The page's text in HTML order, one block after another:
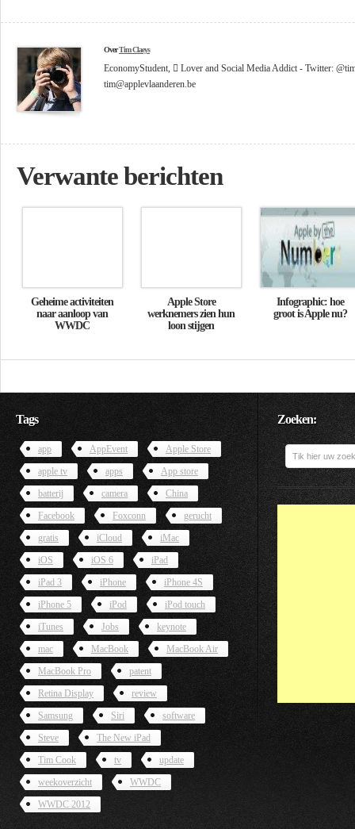
OverTim Claeys
EconomyStudent,  Lover and Social Media Addict - Twitter:
tim@applevlaanderen.be
Verwante berichten
Geheime activiteiten
naar aanloop van
WWDC
Apple Store
werknemers zien hun
loon stijgen
Infographic: hoe
groot is Apple nu?
Tags
app AppEvent
Apple Store
apple tv
apps
App store
batterij
camera
China
Facebook
Foxconn
gerucht
gratis
iCloud
iMac
iOS
iOS 6
iPad
iPad 3
iPhone
iPhone 4S
iPhone 5
iPod
iPod touch
iTunes
Jobs
keynote
mac
MacBook
MacBook Air
MacBook Pro
patent
Retina Display
review
Samsung
Siri
software
Steve
The New iPad
Tim Cook
tv
update
weekoverzicht
WWDC
WWDC 2012
Zoeken: